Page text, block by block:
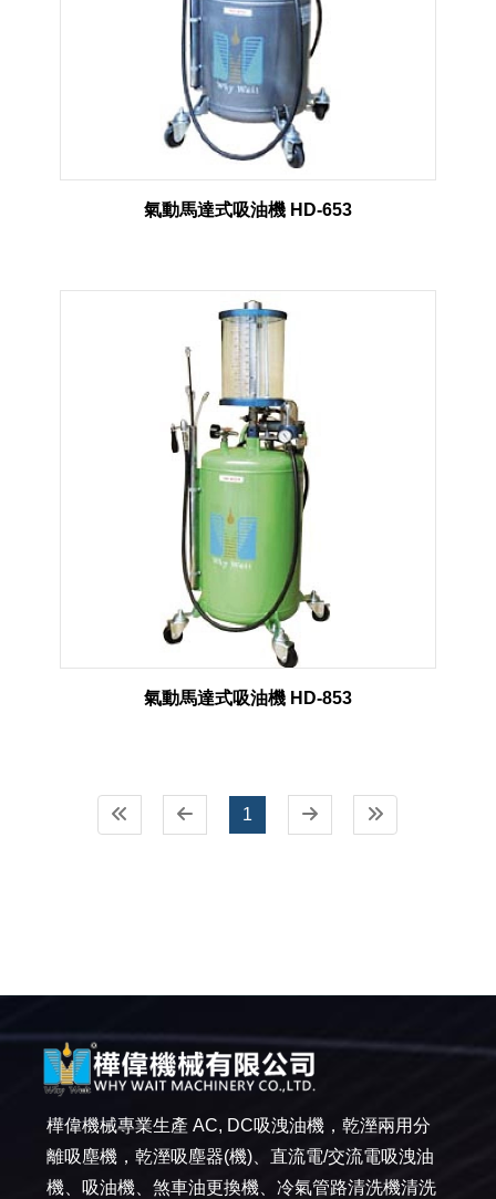
氣動馬達式吸油機 HD-653
氣動馬達式吸油機 HD-853
1
樺偉機械專業生產 AC, DC吸洩油機，乾溼兩用分
離吸塵機，乾溼吸塵器(機)、直流電/交流電吸洩油
機、吸油機、煞車油更換機、冷氣管路清洗機清洗